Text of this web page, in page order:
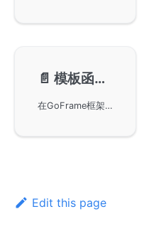
📄️ 模板函数-自定义函数
在GoFrame框架中自定义模板函数，开发者可以将这些函数全局绑定到指定的视图对象中。此外，还可以将自定义对象赋值给模板并通过该对象调用其封装的方法。示例代码展示了如何定义和绑定模板函数，以及使用普通方式和管道方式传递参数进行模板解析。
Edit this page